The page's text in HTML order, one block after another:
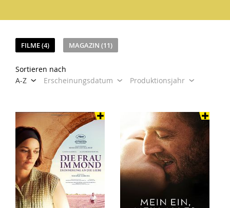
FILME (4) MAGAZIN (11)
Sortieren nach
A-Z
Erscheinungsdatum Produktionsjahr